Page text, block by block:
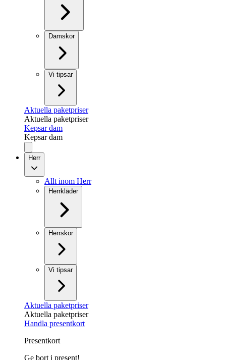
Damskor
Vi tipsar
Aktuella paketpriser
Aktuella paketpriser
Kepsar dam
Kepsar dam
Herr
Allt inom Herr
Herrkläder
Herrskor
Vi tipsar
Aktuella paketpriser
Aktuella paketpriser
Handla presentkort
Presentkort
Ge bort i present!